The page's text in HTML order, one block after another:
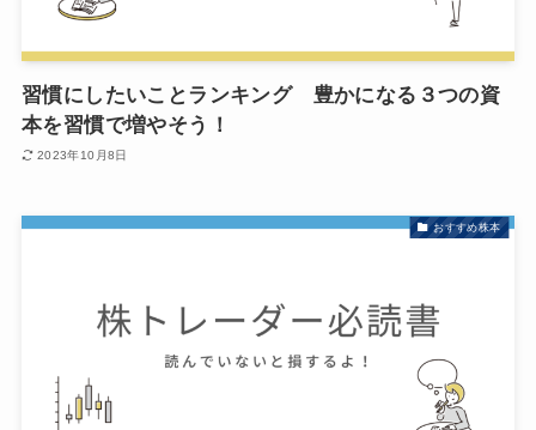
習慣にしたいことランキング 豊かになる３つの資
本を習慣で増やそう！
2023年10月8日
おすすめ株本